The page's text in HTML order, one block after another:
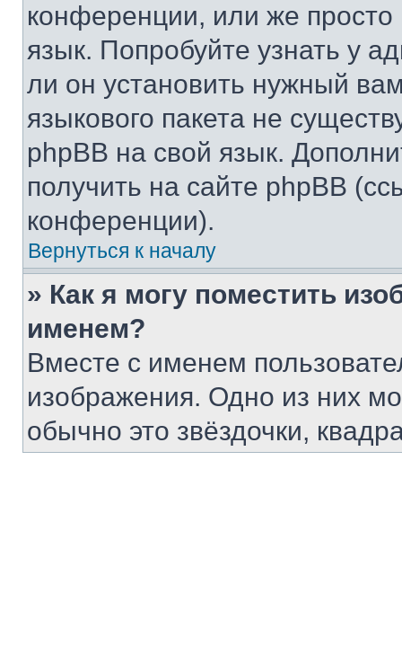
конференции, или же
язык. Попробуйте узнать у
ли он установить нужный
языкового пакета не
phpBB на свой язык.
получить на сайте phpBB
конференции).
Вернуться к началу
» Как я могу поместить
именем?
Вместе с именем
изображения. Одно из них
обычно это звёздочки,